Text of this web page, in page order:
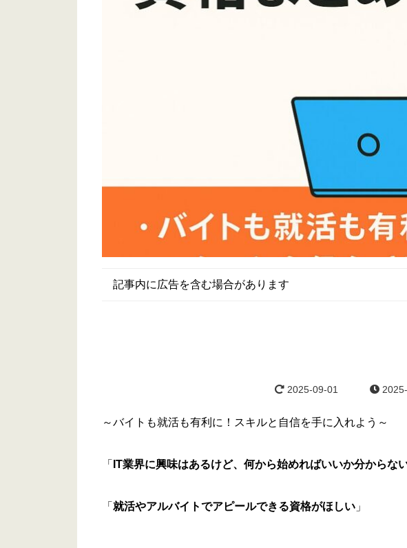
2025-09-01
記事内に広告を含む場合があります
～バイトも就活も有利に！スキルと自信を手に入れよう～
「 IT業界に興味はあるけど、何から始めればいいか分からな
「 就活やアルバイトでアピールできる資格がほしい 」